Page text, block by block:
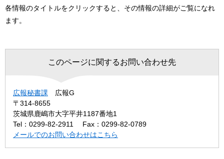
各情報のタイトルをクリックすると、その情報の詳細がご覧になれ
ます。
このページに関するお問い合わせ先
広報秘書課
広報G
〒314-8655
茨城県鹿嶋市大字平井1187番地1
Tel：0299-82-2911
Fax：0299-82-0789
メールでのお問い合わせはこちら